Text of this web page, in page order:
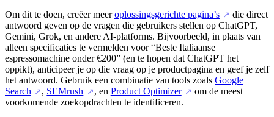
Om dit te doen, creëer meeroplossingsgerichte pagina’s ↗ die direct
antwoord geven op de vragen die gebruikers stellen op ChatGPT,
Gemini, Grok, en andere AI-platforms. Bijvoorbeeld, in plaats van
alleen specificaties te vermelden voor “Beste Italiaanse
espressomachine onder €200” (en te hopen dat ChatGPT het
oppikt), anticipeer je op die vraag op je productpagina en geef je zelf
het antwoord. Gebruik een combinatie van tools zoals Google
Search ↗ , SEMrush ↗ , en Product Optimizer ↗ om de meest
voorkomende zoekopdrachten te identificeren.